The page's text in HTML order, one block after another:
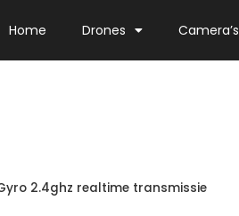
Home Drones Camera’s
2.4ghz realtime transmissie